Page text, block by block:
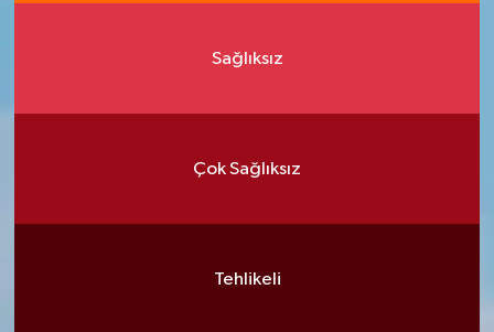
Sağlıksız
Çok Sağlıksız
Tehlikeli